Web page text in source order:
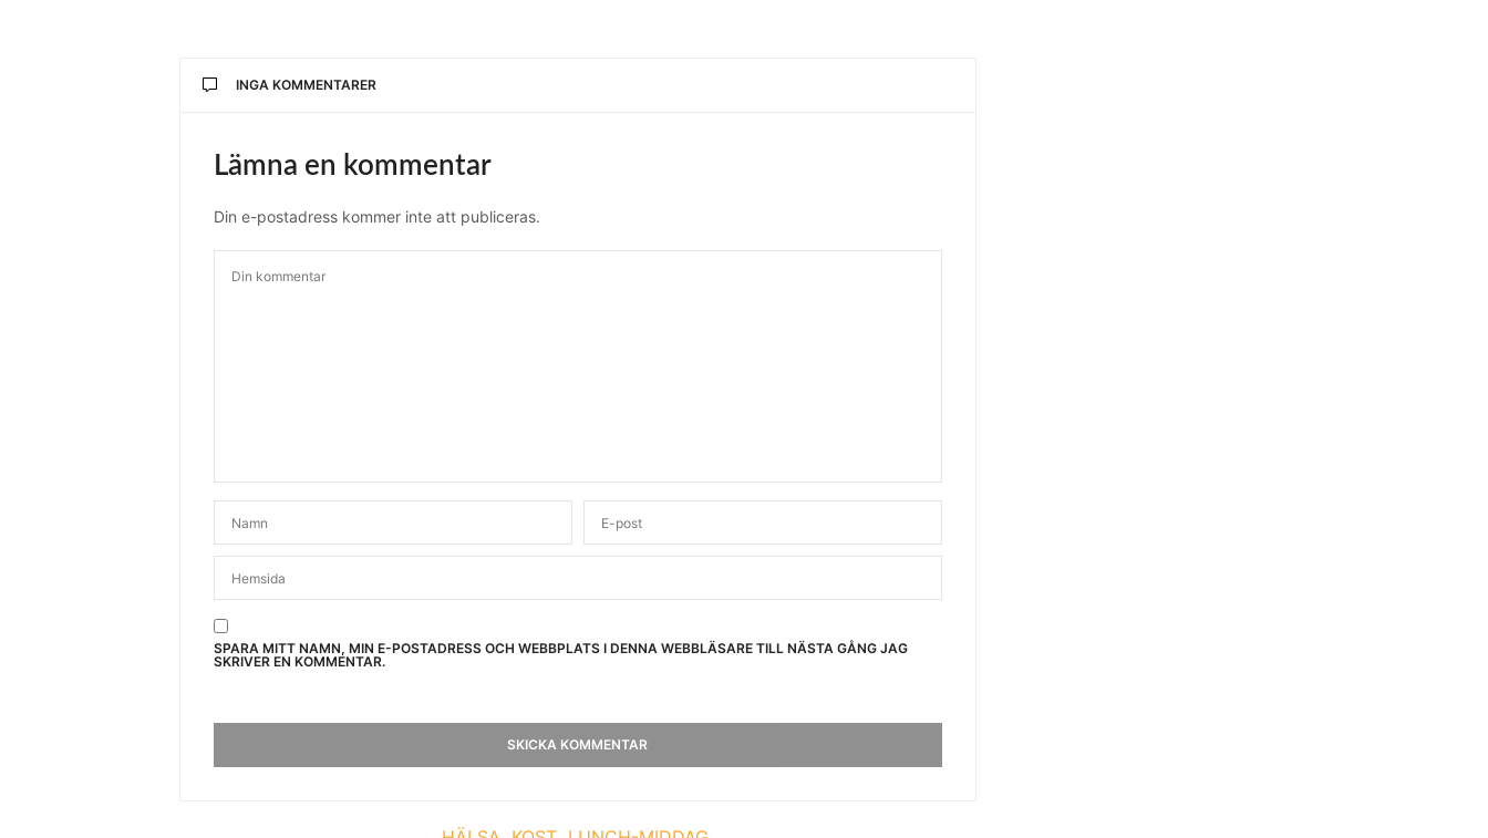
INGA KOMMENTARER
Lämna en kommentar
Din e-postadress kommer inte att publiceras.
SPARA MITT NAMN, MIN E-POSTADRESS OCH WEBBPLATS I DENNA WEBBLÄSARE TILL NÄSTA GÅNG JAG
SKRIVER EN KOMMENTAR.